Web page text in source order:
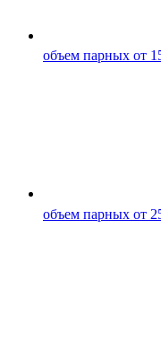
объем парных от
объем парных от